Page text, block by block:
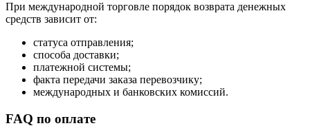
При международной торговле порядок возврата денежных
средств зависит от:
статуса отправления;
способа доставки;
платежной системы;
факта передачи заказа перевозчику;
международных и банковских комиссий.
FAQ по оплате